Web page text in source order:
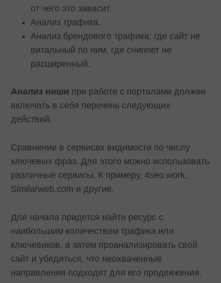
от чего это зависит.
Анализ трафика.
Анализ брендового трафика: где сайт не
витальный по ним, где сниппет не
расширенный.
Анализ ниши при работе с порталами должен
включать в себя перечень следующих
действий:
Сравнение в сервисах видимости по числу
ключевых фраз. Для этого можно использовать
различные сервисы. К примеру, 4seo.work,
Similarweb.com и другие.
Для начала придется найти ресурс с
наибольшим количеством трафика или
ключевиков, а затем проанализировать свой
сайт и убедиться, что неохваченные
направления подходят для его продвижения.